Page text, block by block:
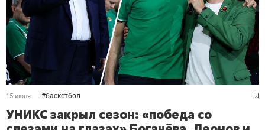
15 июня #баскетбол
УНИКС закрыл сезон: «победа со